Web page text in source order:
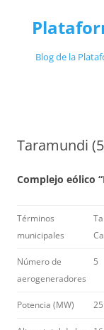
Blog de la
Taramundi
Complejo eólico
Términos
municipales
Número de
aerogeneradores
5
Potencia (MW) 25